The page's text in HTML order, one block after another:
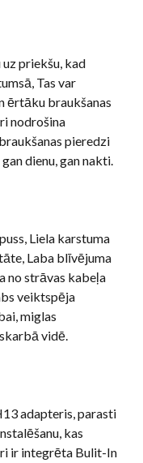
priekšu, kad
Tas var
ērtāku braukšanas
nodrošina
pieredzi
dienu, gan nakti.
Liela karstuma
Laba blīvējuma
no strāvas kabeļa
veiktspēja
miglas
vidē.
adapteris, parasti
kas
ir integrēta Bulit-In